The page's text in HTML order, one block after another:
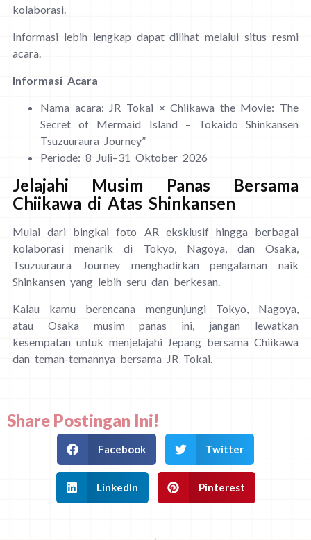
kolaborasi.
Informasi lebih lengkap dapat dilihat melalui situs resmi
acara.
Informasi Acara
Nama acara: JR Tokai × Chiikawa the Movie: The
Secret of Mermaid Island – Tokaido Shinkansen
Tsuzuuraura Journey”
Periode: 8 Juli–31 Oktober 2026
Jelajahi Musim Panas Bersama
Chiikawa di Atas Shinkansen
Mulai dari bingkai foto AR eksklusif hingga berbagai
kolaborasi menarik di Tokyo, Nagoya, dan Osaka,
Tsuzuuraura Journey menghadirkan pengalaman naik
Shinkansen yang lebih seru dan berkesan.
Kalau kamu berencana mengunjungi Tokyo, Nagoya,
atau Osaka musim panas ini, jangan lewatkan
kesempatan untuk menjelajahi Jepang bersama Chiikawa
dan teman-temannya bersama JR Tokai.
Share Postingan Ini!
Facebook Twitter
LinkedIn Pinterest